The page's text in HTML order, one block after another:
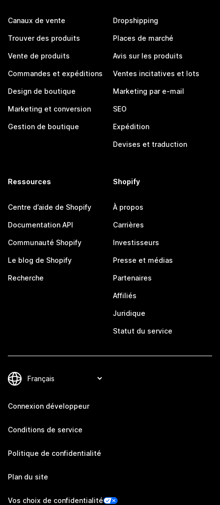
Canaux de vente
Trouver des produits
Vente de produits
Commandes et expéditions
Design de boutique
Marketing et conversion
Gestion de boutique
Dropshipping
Places de marché
Avis sur les produits
Ventes incitatives et lots
Marketing par e-mail
SEO
Expédition
Devises et traduction
Ressources
Centre d’aide de Shopify
Documentation API
Communauté Shopify
Le blog de Shopify
Recherche
Shopify
À propos
Carrières
Investisseurs
Presse et médias
Partenaires
Affiliés
Juridique
Statut du service
Connexion développeur
Conditions de service
Politique de confidentialité
Plan du site
Vos choix de confidentialité